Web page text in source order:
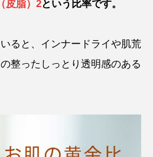
皮脂）2という比率です。
ると、インナードライや肌荒
整ったしっとり透明感のある